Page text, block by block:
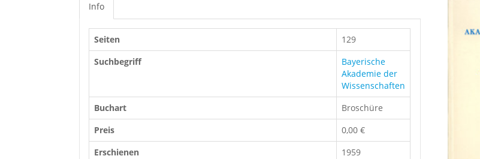
Info
Seiten
129
Suchbegriff
Bayerische
Akademie der
Wissenschaften
Buchart
Broschüre
Preis
0,00 €
Erschienen
1959